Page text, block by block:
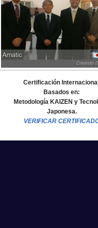
Certificación
Basados en:
Metodología KAIZEN y
Japonesa.
VERIFICAR